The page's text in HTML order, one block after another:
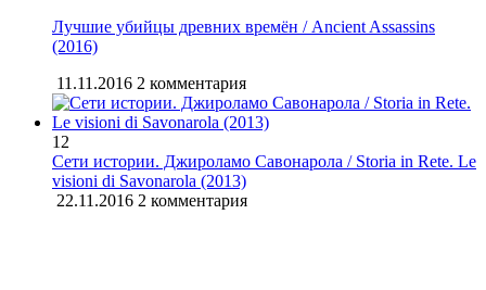
Лучшие убийцы древних времён / Ancient Assassins
(2016)
11.11.2016 2 комментария
12
Сети истории. Джироламо Савонарола / Storia in Rete. Le
visioni di Savonarola (2013)
22.11.2016 2 комментария